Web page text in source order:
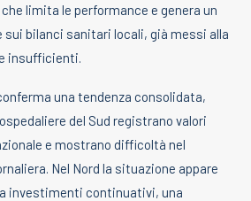
limita le performance e genera un
bilanci sanitari locali, già messi alla
insufficienti.
una tendenza consolidata,
del Sud registrano valori
e mostrano difficoltà nel
Nel Nord la situazione appare
investimenti continuativi, una